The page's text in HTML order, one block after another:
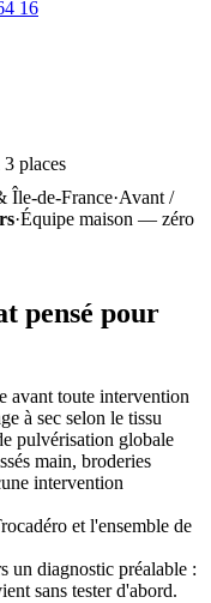
16
places
Île-de-France·Avant /
·Équipe maison — zéro
pensé pour
avant toute intervention
à sec selon le tissu
pulvérisation globale
main, broderies
intervention
et l'ensemble de
un diagnostic préalable :
sans tester d'abord.